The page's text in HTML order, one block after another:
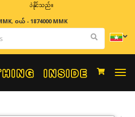
ျှပြောင်းလဲနိုင်သည်။
, ဝယ် - 1874000 MMK